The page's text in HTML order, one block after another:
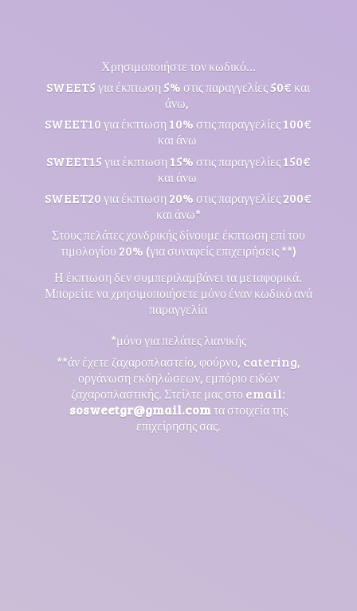
Χρησιμοποιήστε τον κωδικό...
SWEET5 για έκπτωση 5% στις παραγγελίες 50€ και
άνω,
SWEET10 για έκπτωση 10% στις παραγγελίες 100€
και άνω
SWEET15 για έκπτωση 15% στις παραγγελίες 150€
και άνω
SWEET20 για έκπτωση 20% στις παραγγελίες 200€
και άνω*
Στους πελάτες χονδρικής δίνουμε έκπτωση επί του
τιμολογίου 20% (για συναφείς επιχειρήσεις **)
Η έκπτωση δεν συμπεριλαμβάνει τα μεταφορικά.
Μπορείτε να χρησιμοποιήσετε μόνο έναν κωδικό ανά
παραγγελία
*μόνο για πελάτες λιανικής
**άν έχετε ζαχαροπλαστείο, φούρνο, catering,
οργάνωση εκδηλώσεων, εμπόριο ειδών
ζαχαροπλαστικής. Στείλτε μας στο email:
sosweetgr@gmail.comτα στοιχεία της
επιχείρησης σας.